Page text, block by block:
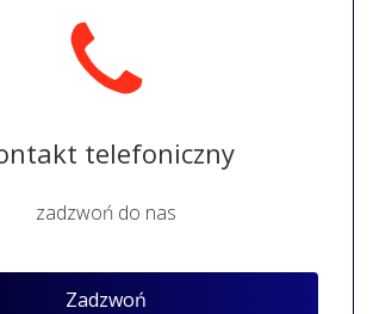
telefoniczny
zadzwoń do nas
Zadzwoń